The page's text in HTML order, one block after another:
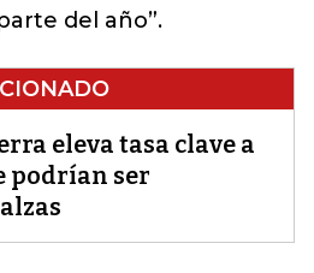
del año”.
eleva tasa clave a
podrían ser